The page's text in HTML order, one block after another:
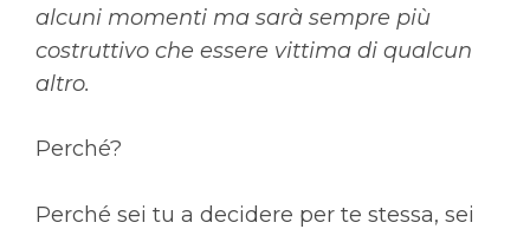
alcuni momenti ma sarà sempre più
costruttivo che essere vittima di qualcun
altro.
Perché?
Perché sei tu a decidere per te stessa, sei